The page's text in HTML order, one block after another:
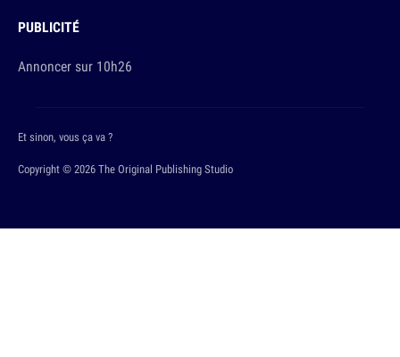
PUBLICITÉ
Annoncer sur 10h26
Copyright © 2026 The Original Publishing Studio
Et sinon, vous ça va ?